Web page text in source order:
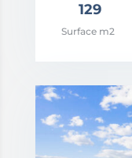
129
Surface m2